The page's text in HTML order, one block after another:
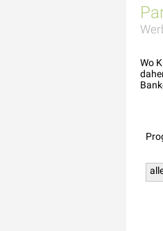
Wo